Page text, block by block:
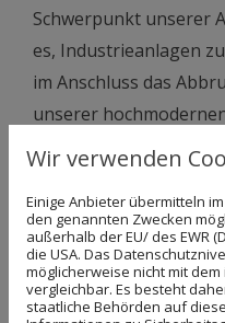
Schwerpunkt unserer
es, Industrieanlagen
im Anschluss das
unserer
aufzubereiten oder zu
gesetzlichen Vorgaben.
Neben der
der Bauwerke werden
verbaute und
Wir verwenden
Einige Anbieter übermitteln
den genannten Zwecken
außerhalb der EU/ des EWR
die USA. Das
möglicherweise nicht mit dem
vergleichbar. Es besteht
staatliche Behörden auf